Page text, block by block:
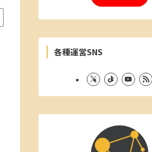
各種運営SNS